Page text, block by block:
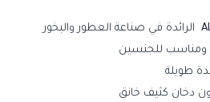
الرائدة في صناعة العطور والبخور
ومناسب للجنسين
طويلة
دخان كثيف خانق